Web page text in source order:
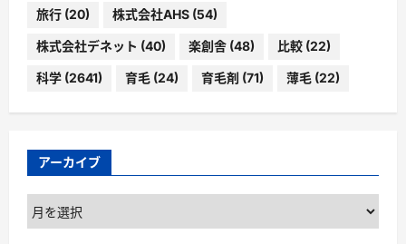
旅行 (20) 株式会社AHS (54)
株式会社デネット (40) 楽創舎 (48) 比較 (22)
科学 (2641) 育毛 (24) 育毛剤 (71) 薄毛 (22)
アーカイブ
ア
ー